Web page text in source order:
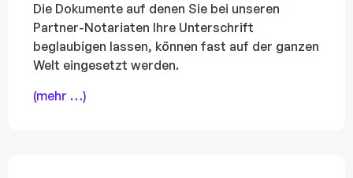
Die Dokumente auf denen Sie bei unseren
Partner-Notariaten Ihre Unterschrift
beglaubigen lassen, können fast auf der ganzen
Welt eingesetzt werden.
(mehr …)